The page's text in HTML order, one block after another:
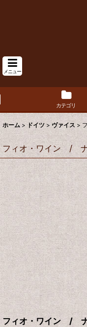
メニュー
カテゴリ
ホーム > ドイツ > ヴァイス >
フィオ・ワイン /
フィオ・ワイン /